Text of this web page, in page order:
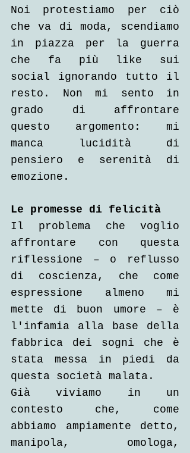
Noi protestiamo per ciò
che va di moda, scendiamo
in piazza per la guerra
che fa più like sui
social ignorando tutto il
resto. Non mi sento in
grado di affrontare
questo argomento: mi
manca lucidità di
pensiero e serenità di
emozione.
Le promesse di felicità
Il problema che voglio
affrontare con questa
riflessione – o reflusso
di coscienza, che come
espressione almeno mi
mette di buon umore – è
l'infamia alla base della
fabbrica dei sogni che è
stata messa in piedi da
questa società malata.
Già viviamo in un
contesto che, come
abbiamo ampiamente detto,
manipola, omologa,